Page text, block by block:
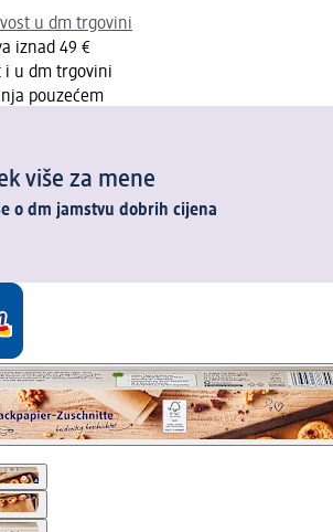
u dm trgovini
iznad 49 €
i u dm trgovini
pouzećem
više za mene
o dm jamstvu dobrih cijena